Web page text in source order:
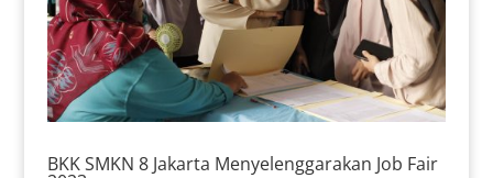
BKK SMKN 8 Jakarta Menyelenggarakan Job Fair